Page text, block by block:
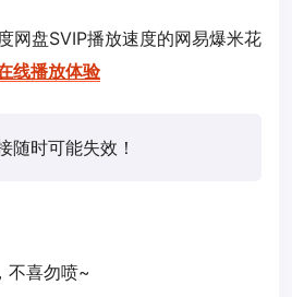
网盘SVIP播放速度的网易爆米花
线播放体验
随时可能失效！
不喜勿喷~